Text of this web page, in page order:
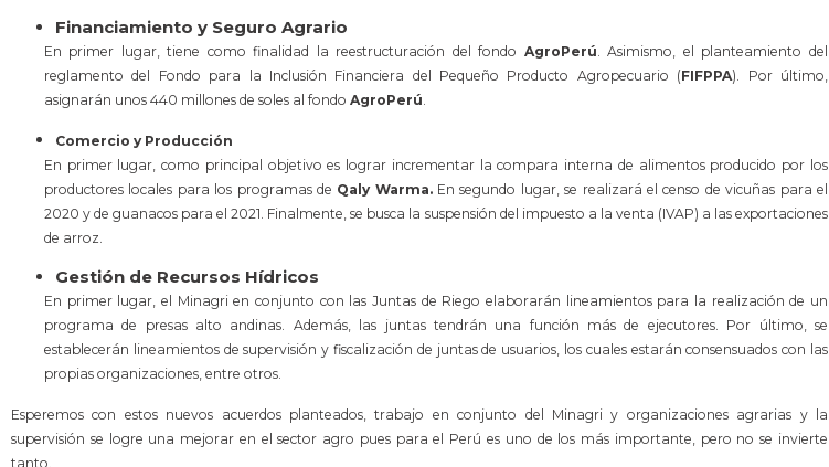
Financiamiento y Seguro Agrario
En primer lugar, tiene como finalidad la reestructuración del fondo AgroPerú. Asimismo, el planteamiento del
reglamento del Fondo para la Inclusión Financiera del Pequeño Producto Agropecuario (FIFPPA). Por último,
asignarán unos 440 millones de soles al fondo AgroPerú.
Comercio y Producción
En primer lugar, como principal objetivo es lograr incrementar la compara interna de alimentos producido por los
productores locales para los programas de Qaly Warma.En segundo lugar, se realizará el censo de vicuñas para el
2020 y de guanacos para el 2021. Finalmente, se busca la suspensión del impuesto a la venta (IVAP) a las exportaciones
de arroz.
Gestión de Recursos Hídricos
En primer lugar, el Minagri en conjunto con las Juntas de Riego elaborarán lineamientos para la realización de un
programa de presas alto andinas. Además, las juntas tendrán una función más de ejecutores. Por último, se
establecerán lineamientos de supervisión y fiscalización de juntas de usuarios, los cuales estarán consensuados con las
propias organizaciones, entre otros.
Esperemos con estos nuevos acuerdos planteados, trabajo en conjunto del Minagri y organizaciones agrarias y la
supervisión se logre una mejorar en el sector agro pues para el Perú es uno de los más importante, pero no se invierte
tanto.